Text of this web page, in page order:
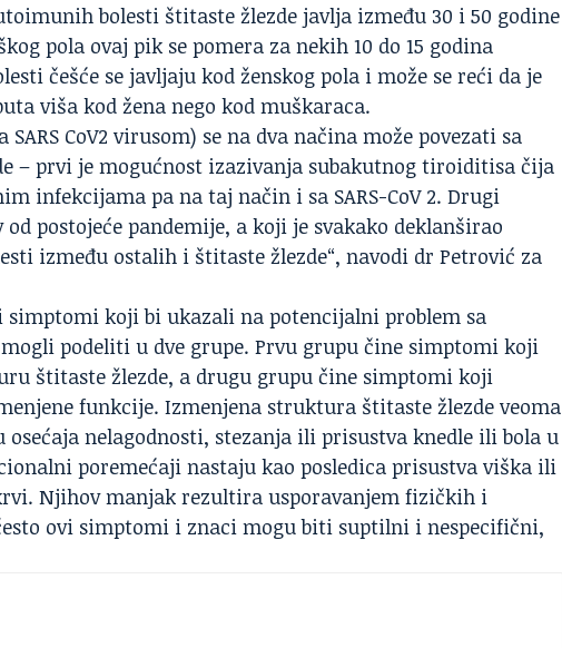
bolesti štitaste žlezde javlja između 30 i 50 godine
pola ovaj pik se pomera za nekih 10 do 15 godina
češće se javljaju kod ženskog pola i može se reći da je
viša kod žena nego kod muškaraca.
CoV2 virusom) se na dva načina može povezati sa
– prvi je mogućnost izazivanja subakutnog tiroiditisa čija
infekcijama pa na taj način i sa SARS-CoV 2. Drugi
postojeće pandemije, a koji je svakako deklanširao
između ostalih i štitaste žlezde“, navodi dr Petrović za
simptomi koji bi ukazali na potencijalni problem sa
podeliti u dve grupe. Prvu grupu čine simptomi koji
štitaste žlezde, a drugu grupu čine simptomi koji
funkcije. Izmenjena struktura štitaste žlezde veoma
osećaja nelagodnosti, stezanja ili prisustva knedle ili bola u
poremećaji nastaju kao posledica prisustva viška ili
Njihov manjak rezultira usporavanjem fizičkih i
ovi simptomi i znaci mogu biti suptilni i nespecifični,